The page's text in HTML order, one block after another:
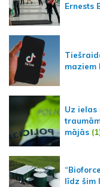
Ernests
maziem
Uz ielas
mājās
līdz šim